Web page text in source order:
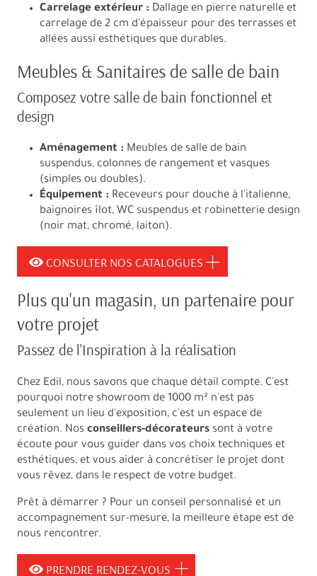
Carrelage extérieur : Dallage en pierre naturelle et
carrelage de 2 cm d'épaisseur pour des terrasses et
allées aussi esthétiques que durables.
Meubles & Sanitaires de salle de bain
Composez votre salle de bain fonctionnel et
design
Aménagement : Meubles de salle de bain
suspendus, colonnes de rangement et vasques
(simples ou doubles).
Équipement : Receveurs pour douche à l'italienne,
baignoires îlot, WC suspendus et robinetterie design
(noir mat, chromé, laiton).
CONSULTER NOS CATALOGUES
Plus qu'un magasin, un partenaire pour
votre projet
Passez de l'Inspiration à la réalisation
Chez Edil, nous savons que chaque détail compte. C'est
pourquoi notre showroom de 1000 m² n'est pas
seulement un lieu d'exposition, c'est un espace de
création. Nos conseillers-décorateurs sont à votre
écoute pour vous guider dans vos choix techniques et
esthétiques, et vous aider à concrétiser le projet dont
vous rêvez, dans le respect de votre budget.
Prêt à démarrer ? Pour un conseil personnalisé et un
accompagnement sur-mesure, la meilleure étape est de
nous rencontrer.
PRENDRE RENDEZ-VOUS